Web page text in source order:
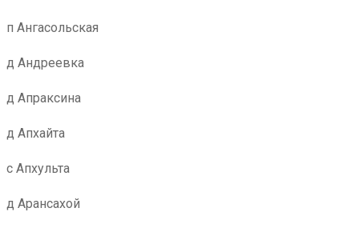
п Ангасольская
д Андреевка
д Апраксина
д Апхайта
с Апхульта
д Арансахой